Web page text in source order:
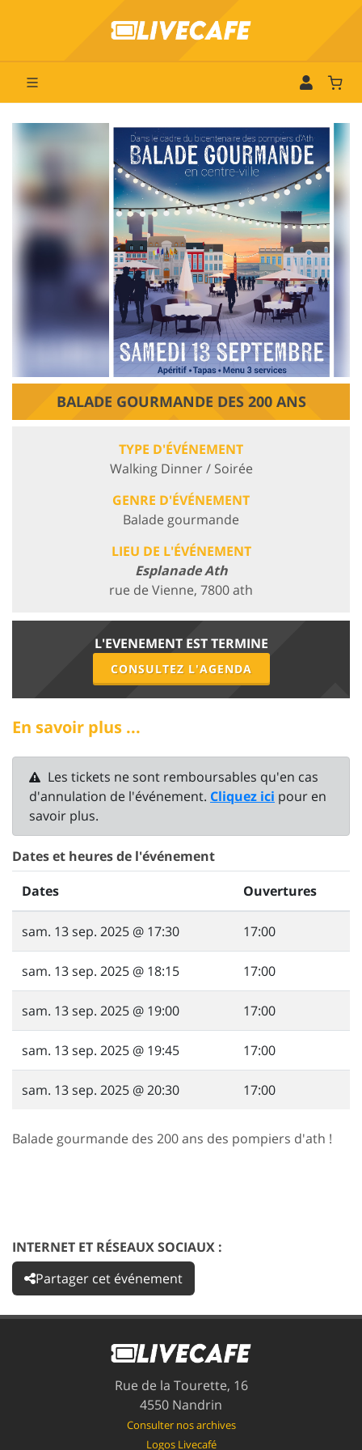
BALADE GOURMANDE DES 200 ANS
TYPE D'ÉVÉNEMENT
Walking Dinner / Soirée
GENRE D'ÉVÉNEMENT
Balade gourmande
LIEU DE L'ÉVÉNEMENT
Esplanade Ath
rue de Vienne, 7800 ath
L'EVENEMENT EST TERMINE
CONSULTEZ L'AGENDA
En savoir plus ...
Les tickets ne sont remboursables qu'en cas
d'annulation de l'événement. Cliquez ici pour en
savoir plus.
Dates et heures de l'événement
Dates
Ouvertures
sam. 13 sep. 2025 @ 17:30 17:00
sam. 13 sep. 2025 @ 18:15 17:00
sam. 13 sep. 2025 @ 19:00 17:00
sam. 13 sep. 2025 @ 19:45 17:00
sam. 13 sep. 2025 @ 20:30 17:00
Balade gourmande des 200 ans des pompiers d'ath !
INTERNET ET RÉSEAUX SOCIAUX :
Partager cet événement
Rue de la Tourette, 16
4550 Nandrin
Consulter nos archives
Logos Livecafé